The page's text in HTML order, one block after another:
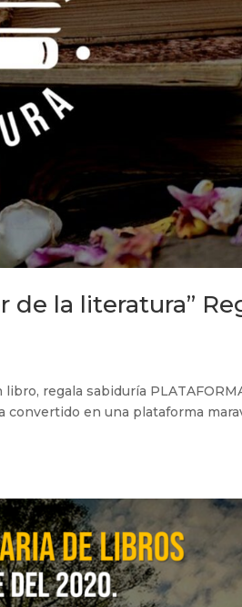
de la literatura”
regala sabiduría
convertido en una plataforma